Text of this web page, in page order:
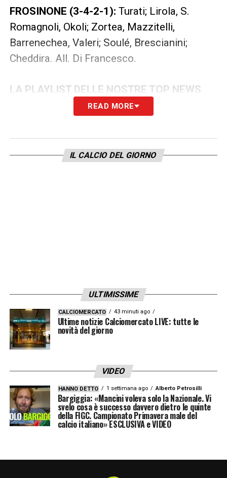
FROSINONE (3-4-2-1): Turati; Lirola, S.
Romagnoli, Okoli; Zortea, Mazzitelli,
Barrenechea, Valeri; Soulé, Brescianini;
Cheddira. All. Di Francesco.
LA PLAYLIST DELLE NOSTRE TOP NEWS
READ MORE
IL CALCIO DEL GIORNO
ULTIMISSIME
CALCIOMERCATO 43 minuti ago
Ultime notizie Calciomercato LIVE: tutte le
novità del giorno
VIDEO
HANNO DETTO 1 settimana ago Alberto Petrosilli
Bargiggia: «Mancini voleva solo la Nazionale. Vi
svelo cosa è successo davvero dietro le quinte
della FIGC. Campionato Primavera male del
calcio italiano» ESCLUSIVA e VIDEO